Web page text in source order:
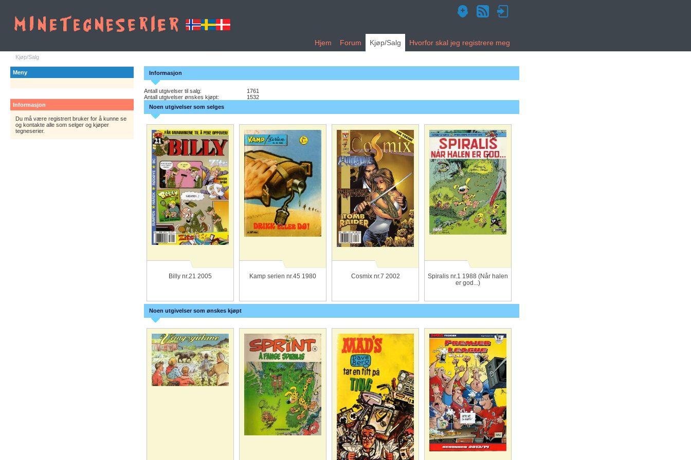
Hjem Forum Kjøp/Salg Hvorfor skal jeg registrere meg
Kjøp/Salg
Meny
Informasjon
Du må være registrert bruker for å kunne se
og kontakte alle som selger og kjøper
tegneserier.
Informasjon
Antall utgivelser til salg:
1761
Antall utgivelser ønskes kjøpt:
1532
Noen utgivelser som selges
Billy nr.21 2005 Kamp serien nr.45 1980 Cosmix nr.7 2002
Spiralis nr.1 1988 (Når halen
er god...)
Noen utgivelser som ønskes kjøpt